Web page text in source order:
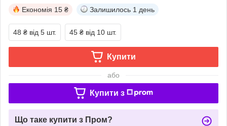
Економія 15 ₴ Залишилось 1 день
48 ₴ від 5 шт. 45 ₴ від 10 шт.
Купити
або
Купити з
Що таке купити з Пром?